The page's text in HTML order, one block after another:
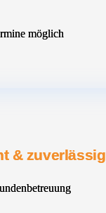
möglich
& zuverlässig